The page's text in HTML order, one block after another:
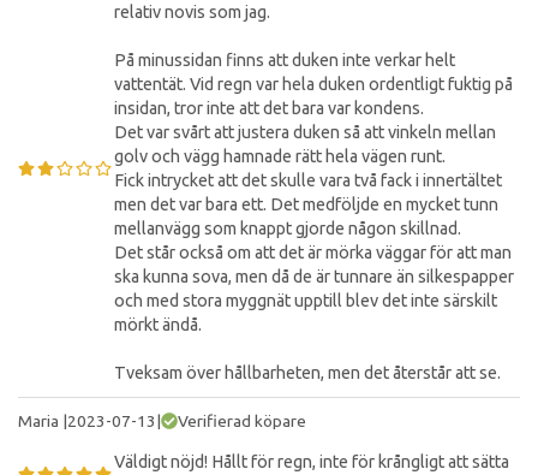
relativ novis som jag.
På minussidan finns att duken inte verkar helt
vattentät. Vid regn var hela duken ordentligt fuktig på
insidan, tror inte att det bara var kondens.
Det var svårt att justera duken så att vinkeln mellan
golv och vägg hamnade rätt hela vägen runt.
Fick intrycket att det skulle vara två fack i innertältet
men det var bara ett. Det medföljde en mycket tunn
mellanvägg som knappt gjorde någon skillnad.
Det står också om att det är mörka väggar för att man
ska kunna sova, men då de är tunnare än silkespapper
och med stora myggnät upptill blev det inte särskilt
mörkt ändå.
Tveksam över hållbarheten, men det återstår att se.
Maria |2023-07-13 | Verifierad köpare
Väldigt nöjd! Hållt för regn, inte för krångligt att sätta